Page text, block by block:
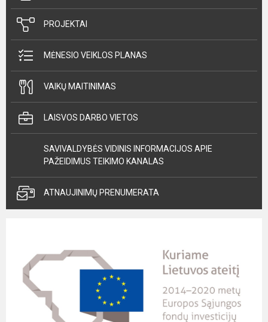
PROJEKTAI
MĖNESIO VEIKLOS PLANAS
VAIKŲ MAITINIMAS
LAISVOS DARBO VIETOS
SAVIVALDYBĖS VIDINIS INFORMACIJOS APIE
PAŽEIDIMUS TEIKIMO KANALAS
ATNAUJINIMŲ PRENUMERATA